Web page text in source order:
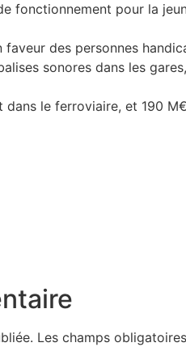
fonctionnement pour la
des personnes
sonores dans les
dans le ferroviaire, et 190
Les champs